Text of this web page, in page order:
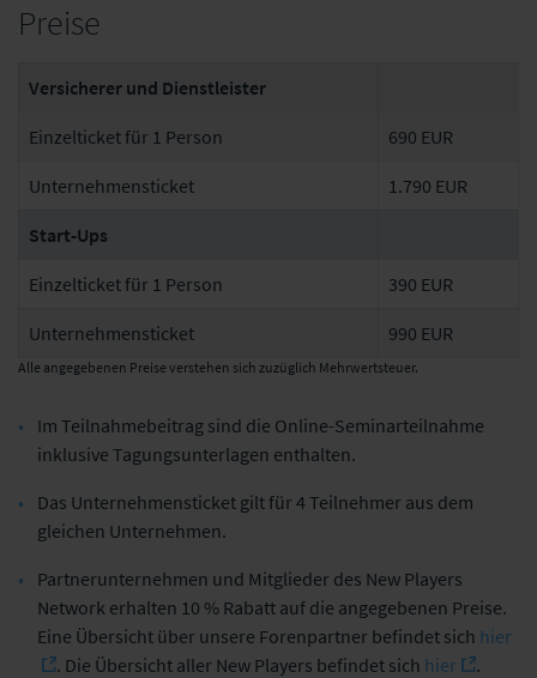
Preise
Versicherer und Dienstleister
Einzelticket für 1 Person 690 EUR
Unternehmensticket 1.790 EUR
Start-Ups
Einzelticket für 1 Person 390 EUR
Unternehmensticket 990 EUR
Alle angegebenen Preise verstehen sich zuzüglich Mehrwertsteuer.
Im Teilnahmebeitrag sind die Online-Seminarteilnahme
inklusive Tagungsunterlagen enthalten.
Das Unternehmensticket gilt für 4 Teilnehmer aus dem
gleichen Unternehmen.
Partnerunternehmen und Mitglieder des New Players
Network erhalten 10 % Rabatt auf die angegebenen Preise.
Eine Übersicht über unsere Forenpartner befindet sich hier
. Die Übersicht aller New Players befindet sich hier .